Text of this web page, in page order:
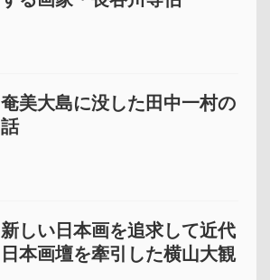
奄美大島に没した田中一村の
話
新しい日本画を追求して近代
日本画壇を牽引した横山大観